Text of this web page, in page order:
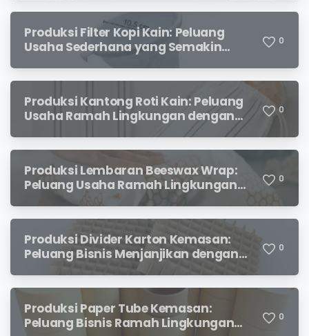
Produksi Filter Kopi Kain: Peluang
Usaha Sederhana yang Semakin
Diminati Pecinta Kopi
0
Produksi Kantong Roti Kain: Peluang
Usaha Ramah Lingkungan dengan
0
Produksi Lembaran Beeswax Wrap:
Peluang Usaha Ramah Lingkungan
yang Menjanjikan
0
Produksi Divider Karton Kemasan:
Peluang Bisnis Menjanjikan dengan
Permintaan yang Terus Meningkat
0
Produksi Paper Tube Kemasan:
Peluang Bisnis Ramah Lingkungan
0